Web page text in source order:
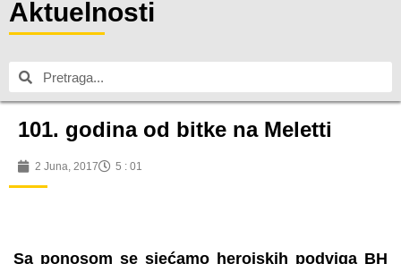
Aktuelnosti
101. godina od bitke na Meletti
2 Juna, 2017 5 : 01
Sa ponosom se sjećamo herojskih podviga BH